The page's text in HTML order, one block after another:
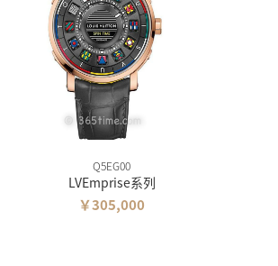
Q5EG00
LVEmprise系列
￥305,000